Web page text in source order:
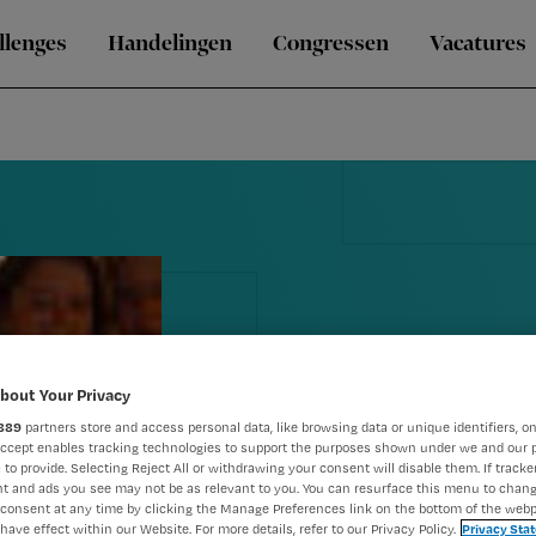
Handelingen Congressen Vacatures
Verplegen
Your Privacy
partners store and access personal data, like browsing data or unique identifiers,
enables tracking technologies to support the purposes shown under we and our
to provide. Selecting Reject All or withdrawing your consent will disable them. If
and ads you see may not be as relevant to you. You can resurface this menu to
at any time by clicking the Manage Preferences link on the bottom of the
effect within our Website. For more details, refer to our Privacy Policy. Privacy